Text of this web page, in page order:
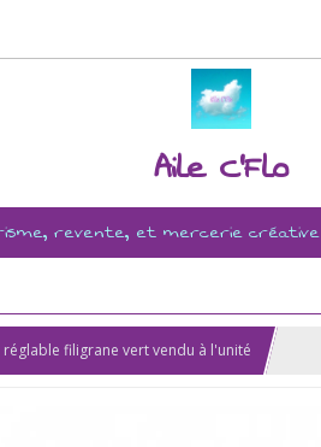
Aile C'Flo
revente, et mercerie créative
filigrane vert vendu à l'unité